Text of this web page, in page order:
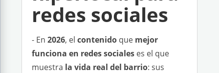
redes sociales
- En 2026, el contenido que mejor
funciona en redes sociales es el que
muestra la vida real del barrio: sus